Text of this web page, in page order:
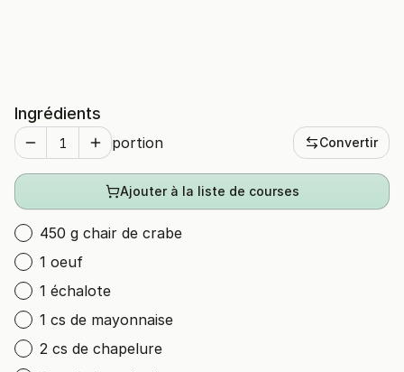
Ingrédients
portion Convertir
Ajouter à la liste de courses
450 g chair de crabe
1 oeuf
1 échalote
1 cs de mayonnaise
2 cs de chapelure